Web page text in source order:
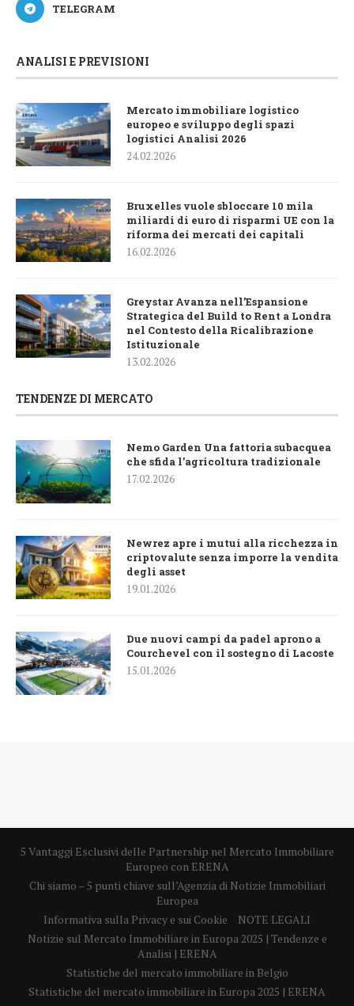
TELEGRAM
ANALISI E PREVISIONI
Mercato immobiliare logistico
europeo e sviluppo degli spazi
logistici Analisi 2026
24.02.2026
Bruxelles vuole sbloccare 10 mila
miliardi di euro di risparmi UE con la
riforma dei mercati dei capitali
16.02.2026
Greystar Avanza nell’Espansione
Strategica del Build to Rent a Londra
nel Contesto della Ricalibrazione
Istituzionale
13.02.2026
TENDENZE DI MERCATO
Nemo Garden Una fattoria subacquea
che sfida l’agricoltura tradizionale
17.02.2026
Newrez apre i mutui alla ricchezza in
criptovalute senza imporre la vendita
degli asset
19.01.2026
Due nuovi campi da padel aprono a
Courchevel con il sostegno di Lacoste
15.01.2026
5 Vantaggi Esclusivi delle Partnership nel Mercato Immobiliare
Europeo con ERENA
Chi siamo – 5 punti chiave sull’Agenzia di Notizie Immobiliari
Europea
Informativa sulla Privacy e sui Cookie
NOTE LEGALI
Notizie sul Mercato Immobiliare in Europa 2025 | Tendenze e
Analisi | ERENA
Statistiche del mercato immobiliare in Belgio
Statistiche del mercato immobiliare in Europa 2025 | ERENA